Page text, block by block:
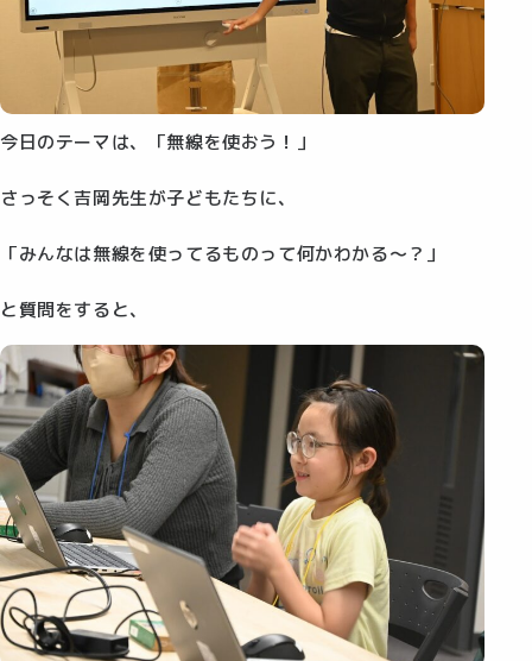
今日のテーマは、「無線を使おう！」
さっそく吉岡先生が子どもたちに、
「みんなは無線を使ってるものって何かわかる～？」
と質問をすると、